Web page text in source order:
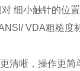
细小触针的位置
VDA粗糙度
清晰，操作更简